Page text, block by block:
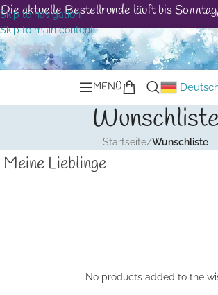
Skip to navigation
Skip to main content
Die aktuelle Bestellrunde läuft bis
MENÜ
Wunschliste
Startseite/Wunschliste
Meine Lieblinge
No products added to the